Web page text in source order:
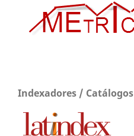
Indexadores / Catálogos